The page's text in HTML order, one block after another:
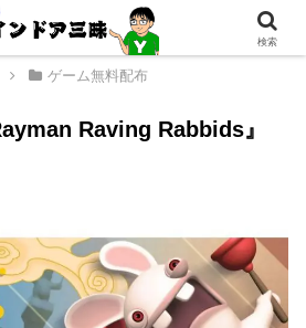
ゲーム無料配布
Raving Rabbids』
検索